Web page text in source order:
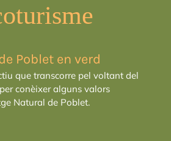
Poblet en verd
que transcorre pel voltant del
conèixer alguns valors
Natural de Poblet.